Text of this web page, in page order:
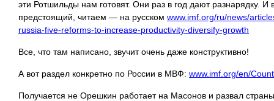
эти Ротшильды нам готовят. Они раз в год дают разнарядку. И
предстоящий, читаем — на русском www.imf.org/ru/news/
russia-five-reforms-to-increase-productivity-diversify-growth
Все, что там написано, звучит очень даже конструктивно!
А вот раздел конкретно по России в МВФ: www.imf.org/en/
Получается не Орешкин работает на Масонов и развал